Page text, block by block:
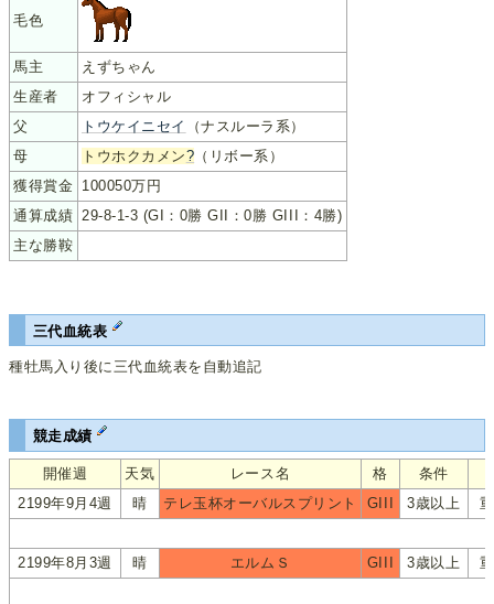
毛色
馬主
えずちゃん
生産者
オフィシャル
父
トウケイニセイ
（ナスルーラ系）
母
トウホクカメン? （リボー系）
獲得賞金 100050万円
通算成績 29-8-1-3 (GI：0勝 GII：0勝 GIII：4勝)
主な勝鞍
三代血統表
種牡馬入り後に三代血統表を自動追記
競走成績
開催週 天気 レース名 格
条件
2199年9月4週
晴 テレ玉杯オーバルスプリント GIII 3歳以上
2199年8月3週 晴 エルムＳ GIII 3歳以上